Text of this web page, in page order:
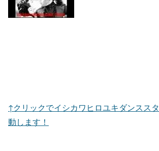
↑クリックでイシカワヒロユキダンスス
動します！